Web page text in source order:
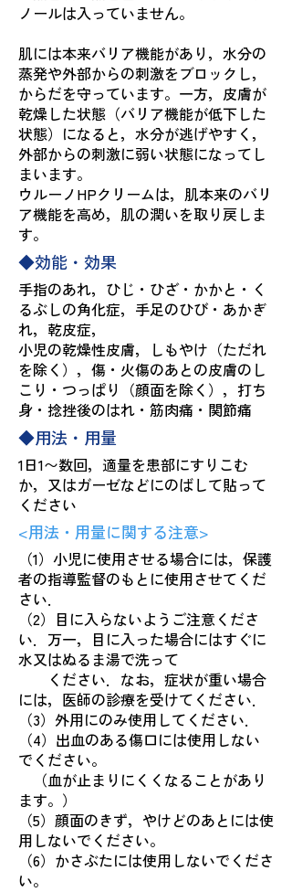
ノールは入っていません。
肌には本来バリア機能があり，水分の
蒸発や外部からの刺激をブロックし，
からだを守っています。一方，皮膚が
乾燥した状態（バリア機能が低下した
状態）になると，水分が逃げやすく，
外部からの刺激に弱い状態になってし
まいます。
ウルーノHPクリームは，肌本来のバリ
ア機能を高め，肌の潤いを取り戻しま
す。
◆効能・効果
手指のあれ，ひじ・ひざ・かかと・く
るぶしの角化症，手足のひび・あかぎ
れ，乾皮症，
小児の乾燥性皮膚，しもやけ（ただれ
を除く），傷・火傷のあとの皮膚のし
こり・つっぱり（顔面を除く），打ち
身・捻挫後のはれ・筋肉痛・関節痛
◆用法・用量
1日1〜数回，適量を患部にすりこむ
か，又はガーゼなどにのばして貼って
ください
<用法・用量に関する注意>
（1）小児に使用させる場合には，保護
者の指導監督のもとに使用させてくだ
さい．
（2）目に入らないようご注意くださ
い．万一，目に入った場合にはすぐに
水又はぬるま湯で洗って
ください．なお，症状が重い場合
には，医師の診療を受けてください．
（3）外用にのみ使用してください．
（4）出血のある傷口には使用しない
でください。
（血が止まりにくくなることがあり
ます。）
（5）顔面のきず，やけどのあとには使
用しないでください。
（6）かさぶたには使用しないでくださ
い。